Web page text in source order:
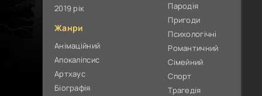
2019 рік
Жанри
Анімаційний
Апокаліпсис
Артхаус
Біографія
Пародія
Пригоди
Психологічні
Романтичний
Сімейний
Спорт
Трагедія